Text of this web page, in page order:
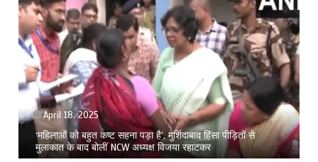
April 18, 2025
‘महिलाओं को बहुत कष्ट सहना पड़ा है’, मुर्शिदाबाद हिंसा पीड़ितों से
मुलाकात के बाद बोलीं NCW अध्यक्ष विजया रहाटकर